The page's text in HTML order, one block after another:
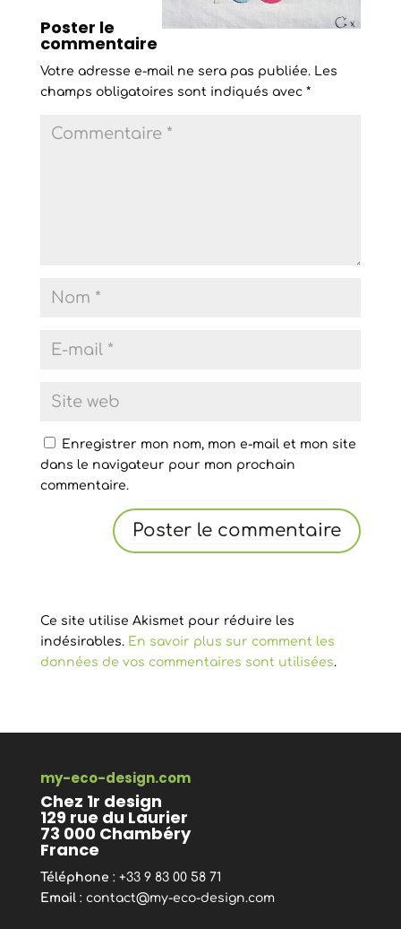
Poster le
commentaire
Votre adresse e-mail ne sera pas publiée. Les
champs obligatoires sont indiqués avec *
Enregistrer mon nom, mon e-mail et mon site
dans le navigateur pour mon prochain
commentaire.
Ce site utilise Akismet pour réduire les
indésirables. En savoir plus sur comment les
données de vos commentaires sont utilisées.
my-eco-design.com
Chez 1r design
129 rue du Laurier
73 000 Chambéry
France
Téléphone : +33 9 83 00 58 71
Email: contact@my-eco-design.com